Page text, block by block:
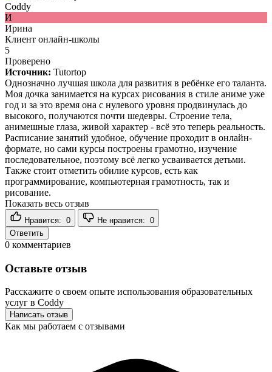
Coddy
И
Ирина
Клиент онлайн-школы
5
Проверено
Источник: Tutortop
Однозначно лучшая школа для развития в ребёнке его таланта.
Моя дочка занимается на курсах рисования в стиле аниме уже
год и за это время она с нулевого уровня продвинулась до
высокого, получаются почти шедевры. Строение тела,
анимешные глаза, живой характер - всё это теперь реальность.
Расписание занятий удобное, обучение проходит в онлайн-
формате, но сами курсы построены грамотно, изучение
последовательное, поэтому всё легко усваивается детьми.
Также стоит отметить обилие курсов, есть как
программирование, компьютерная грамотность, так и
рисование.
Показать весь отзыв
Нравится: 0 Не нравится: 0
Ответить
0 комментариев
Оставьте отзыв
Расскажите о своем опыте использования образовательных
услуг в Coddy
Написать отзыв
Как мы работаем с отзывами